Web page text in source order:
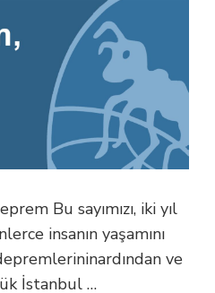
Bu sayımızı, iki yıl
insanın yaşamını
ve
İstanbul …